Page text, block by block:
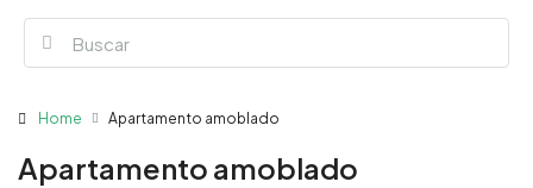
Home Apartamento amoblado
Apartamento amoblado